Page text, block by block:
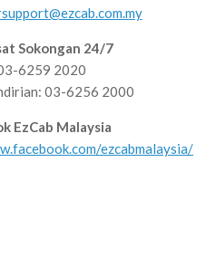
Sokongan 24/7
6259 2020
03-6256 2000
EzCab Malaysia
ezcabmalaysia/